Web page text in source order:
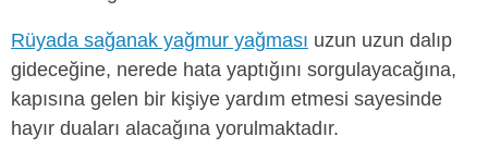
Rüyada sağanak yağmur yağması uzun uzun dalıp
gideceğine, nerede hata yaptığını sorgulayacağına,
kapısına gelen bir kişiye yardım etmesi sayesinde
hayır duaları alacağına yorulmaktadır.